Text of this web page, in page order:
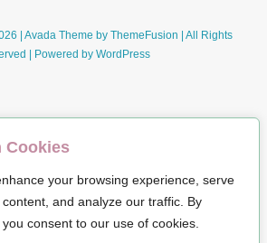
Cookies
your browsing experience, serve
and analyze our traffic. By
consent to our use of cookies.
| Avada Theme by ThemeFusion | All Rights
| Powered by WordPress
Impressum